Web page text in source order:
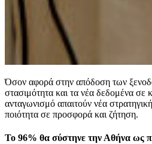
Όσον αφορά στην απόδοση των
στασιμότητα και τα νέα δεδομένα σε
ανταγωνισμό απαιτούν νέα
ποιότητα σε προσφορά και ζήτηση.
Το 96% θα σύστηνε την Αθήνα ως